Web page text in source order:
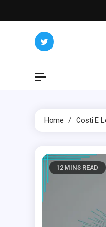
to
Home Costi E
12 MINS READ